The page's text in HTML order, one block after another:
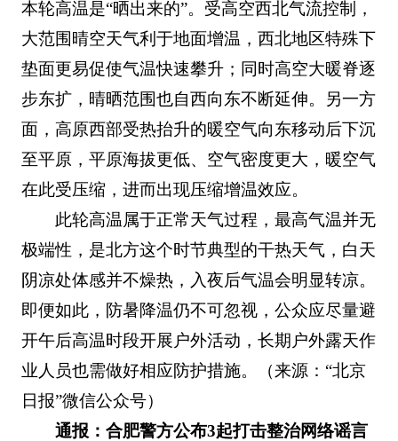
本轮高温是“晒出来的”。受高空西北气流控制，
大范围晴空天气利于地面增温，西北地区特殊下
垫面更易促使气温快速攀升；同时高空大暖脊逐
步东扩，晴晒范围也自西向东不断延伸。另一方
面，高原西部受热抬升的暖空气向东移动后下沉
至平原，平原海拔更低、空气密度更大，暖空气
在此受压缩，进而出现压缩增温效应。
此轮高温属于正常天气过程，最高气温并无
极端性，是北方这个时节典型的干热天气，白天
阴凉处体感并不燥热，入夜后气温会明显转凉。
即便如此，防暑降温仍不可忽视，公众应尽量避
开午后高温时段开展户外活动，长期户外露天作
业人员也需做好相应防护措施。（来源：“北京
日报”微信公众号）
通报：合肥警方公布3起打击整治网络谣言